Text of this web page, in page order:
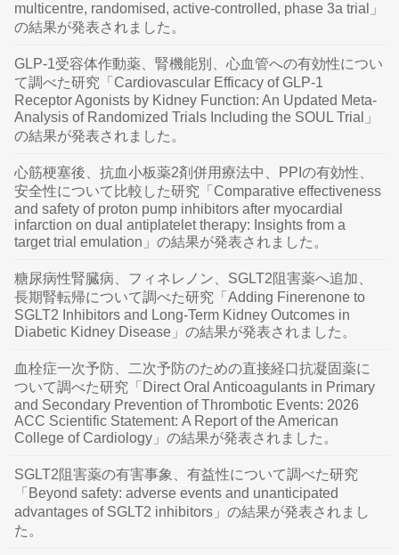
multicentre, randomised, active-controlled, phase 3a trial」
の結果が発表されました。
GLP-1受容体作動薬、腎機能別、心血管への有効性につい
て調べた研究「Cardiovascular Efficacy of GLP-1
Receptor Agonists by Kidney Function: An Updated Meta-
Analysis of Randomized Trials Including the SOUL Trial」
の結果が発表されました。
心筋梗塞後、抗血小板薬2剤併用療法中、PPIの有効性、
安全性について比較した研究「Comparative effectiveness
and safety of proton pump inhibitors after myocardial
infarction on dual antiplatelet therapy: Insights from a
target trial emulation」の結果が発表されました。
糖尿病性腎臓病、フィネレノン、SGLT2阻害薬へ追加、
長期腎転帰について調べた研究「Adding Finerenone to
SGLT2 Inhibitors and Long-Term Kidney Outcomes in
Diabetic Kidney Disease」の結果が発表されました。
血栓症一次予防、二次予防のための直接経口抗凝固薬に
ついて調べた研究「Direct Oral Anticoagulants in Primary
and Secondary Prevention of Thrombotic Events: 2026
ACC Scientific Statement: A Report of the American
College of Cardiology」の結果が発表されました。
SGLT2阻害薬の有害事象、有益性について調べた研究
「Beyond safety: adverse events and unanticipated
advantages of SGLT2 inhibitors」の結果が発表されまし
た。